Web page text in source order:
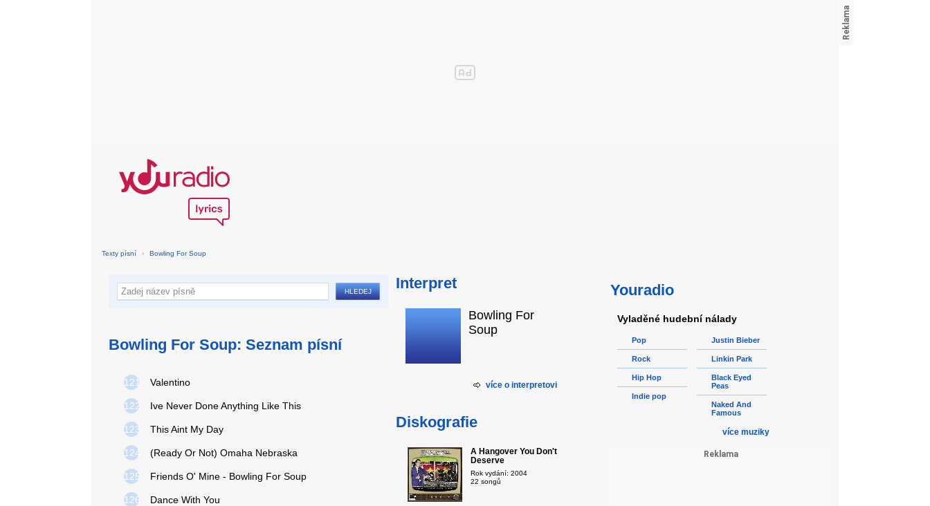
Texty písní › Bowling For Soup
Bowling For Soup: Seznam písní
121 Valentino
122 Ive Never Done Anything Like This
123 This Aint My Day
124 (Ready Or Not) Omaha Nebraska
125 Friends O' Mine - Bowling For Soup
126 Dance With You
Interpret
Bowling For
Soup
více o interpretovi
Diskografie
A Hangover You Don't
Deserve
Rok vydání: 2004
22 songů
Youradio
Vyladěné hudební nálady
Pop
Rock
Hip Hop
Indie pop
Justin Bieber
Linkin Park
Black Eyed
Peas
Naked And
Famous
více muziky